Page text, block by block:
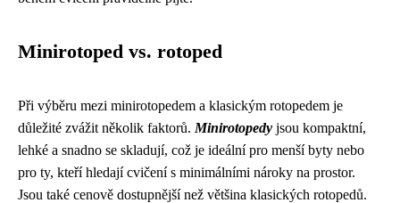
Minirotoped vs. rotoped
Při výběru mezi minirotopedem a klasickým rotopedem je
důležité zvážit několik faktorů. Minirotopedy jsou kompaktní,
lehké a snadno se skladují, což je ideální pro menší byty nebo
pro ty, kteří hledají cvičení s minimálními nároky na prostor.
Jsou také cenově dostupnější než většina klasických rotopedů.